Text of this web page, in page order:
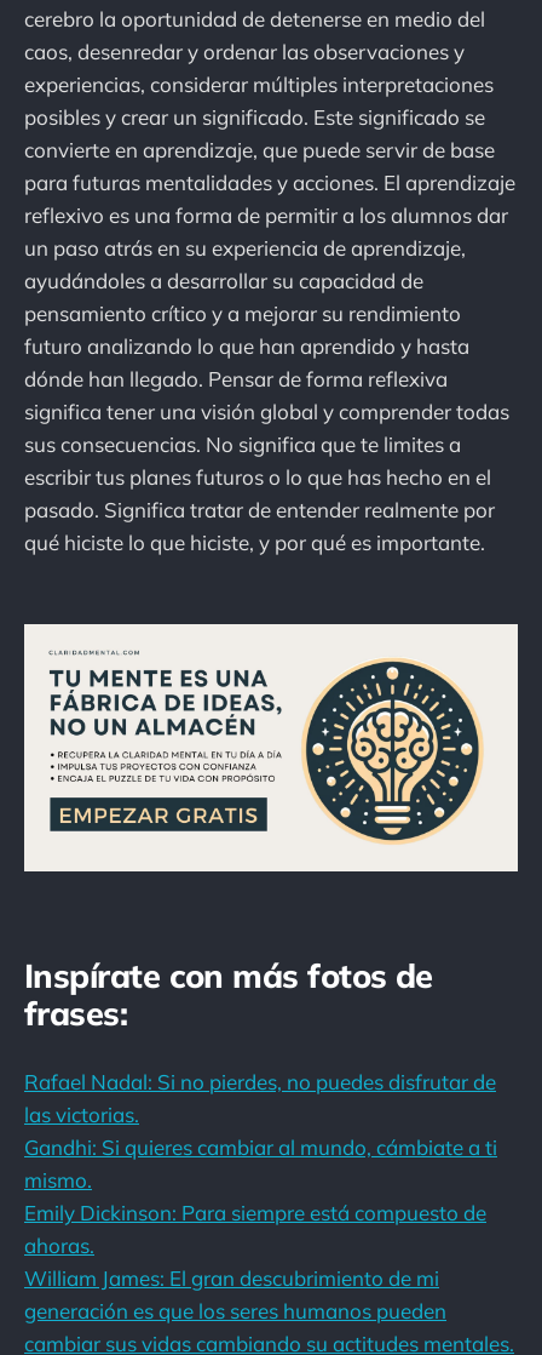
cerebro la oportunidad de detenerse en medio del
caos, desenredar y ordenar las observaciones y
experiencias, considerar múltiples interpretaciones
posibles y crear un significado. Este significado se
convierte en aprendizaje, que puede servir de base
para futuras mentalidades y acciones. El aprendizaje
reflexivo es una forma de permitir a los alumnos dar
un paso atrás en su experiencia de aprendizaje,
ayudándoles a desarrollar su capacidad de
pensamiento crítico y a mejorar su rendimiento
futuro analizando lo que han aprendido y hasta
dónde han llegado. Pensar de forma reflexiva
significa tener una visión global y comprender todas
sus consecuencias. No significa que te limites a
escribir tus planes futuros o lo que has hecho en el
pasado. Significa tratar de entender realmente por
qué hiciste lo que hiciste, y por qué es importante.
Inspírate con más fotos de
frases:
Rafael Nadal: Si no pierdes, no puedes disfrutar de
las victorias.
Gandhi: Si quieres cambiar al mundo, cámbiate a ti
mismo.
Emily Dickinson: Para siempre está compuesto de
ahoras.
William James: El gran descubrimiento de mi
generación es que los seres humanos pueden
cambiar sus vidas cambiando su actitudes mentales.